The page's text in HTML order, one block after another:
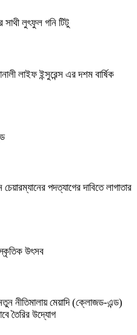
লুৎফুল গনি টিটু
লাইফ ইন্সুরেন্স এর দশম বার্ষিক
পদত্যাগের দাবিতে লাগাতার
উৎসব
নীতিমালায় মেয়াদি (ক্লোজড-এন্ড)
তৈরির উদ্যোগ